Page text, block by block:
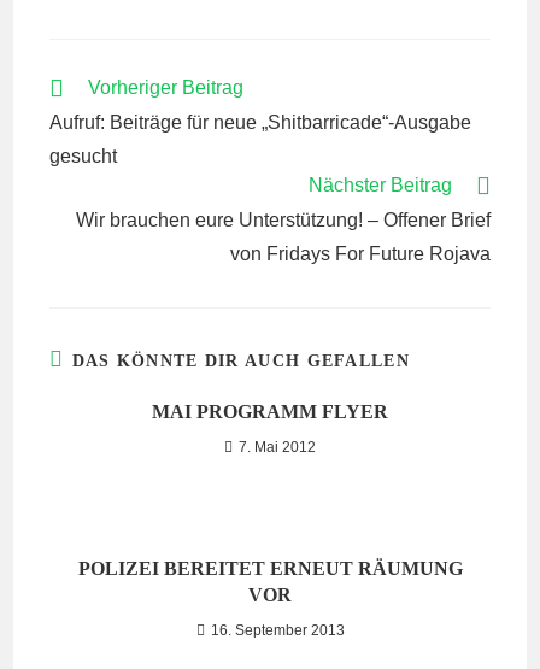
WEITERE
ANSEHEN
Vorheriger Beitrag
Aufruf: Beiträge für neue „Shitbarricade“-Ausgabe
gesucht
Nächster Beitrag
Wir brauchen eure Unterstützung! – Offener Brief
von Fridays For Future Rojava
DAS KÖNNTE DIR AUCH GEFALLEN
MAI PROGRAMM FLYER
7. Mai 2012
POLIZEI BEREITET ERNEUT RÄUMUNG
VOR
16. September 2013